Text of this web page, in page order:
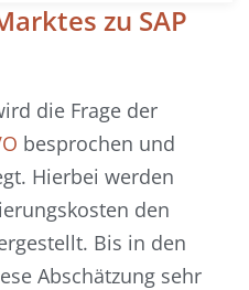
zu SAP
die Frage der
besprochen und
Hierbei werden
den
Bis in den
Abschätzung sehr